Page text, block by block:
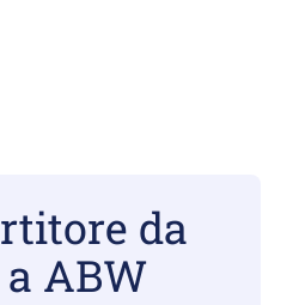
da
a ABW